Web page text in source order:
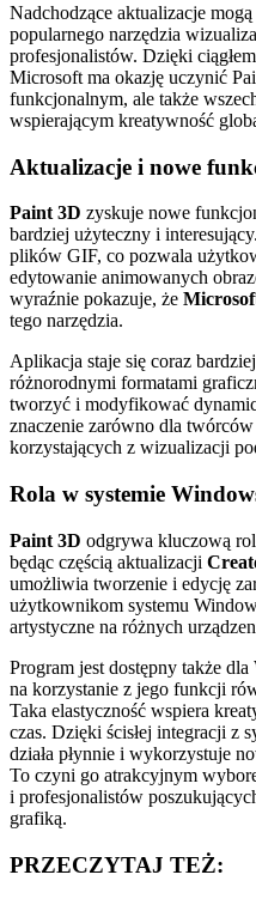
Nadchodzące aktualizacje
popularnego narzędzia
profesjonalistów. Dzięki
Microsoft ma okazję uczynić
funkcjonalnym, ale także
wspierającym kreatywność
Aktualizacje i nowe
Paint 3D zyskuje nowe
bardziej użyteczny i
plików GIF, co pozwala
edytowanie animowanych
wyraźnie pokazuje, że
tego narzędzia.
Aplikacja staje się coraz
różnorodnymi formatami
tworzyć i modyfikować
znaczenie zarówno dla
korzystających z wizualizacji
Rola w systemie
Paint 3D odgrywa kluczową
będąc częścią aktualizacji
umożliwia tworzenie i edycję
użytkownikom systemu
artystyczne na różnych
Program jest dostępny także dla
na korzystanie z jego funkcji
Taka elastyczność wspiera
czas. Dzięki ścisłej integracji z
działa płynnie i wykorzystuje
To czyni go atrakcyjnym
i profesjonalistów
grafiką.
PRZECZYTAJ TEŻ: